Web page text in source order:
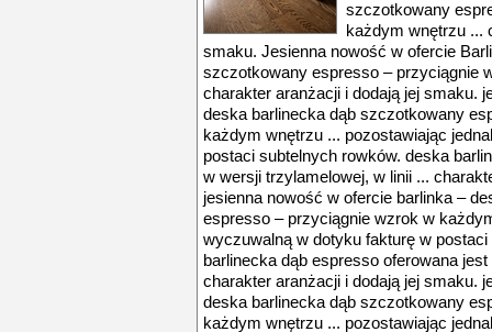
szczotkowany
każdym wnętrzu ...
smaku. Jesienna nowość w ofercie
szczotkowany espresso – przyciągnie
charakter aranżacji i dodają jej smaku.
deska barlinecka dąb szczotkowany
każdym wnętrzu ... pozostawiając
postaci subtelnych rowków. deska
w wersji trzylamelowej, w linii ...
jesienna nowość w ofercie barlinka –
espresso – przyciągnie wzrok w
wyczuwalną w dotyku fakturę w
barlinecka dąb espresso oferowana
charakter aranżacji i dodają jej smaku.
deska barlinecka dąb szczotkowany
każdym wnętrzu ... pozostawiając